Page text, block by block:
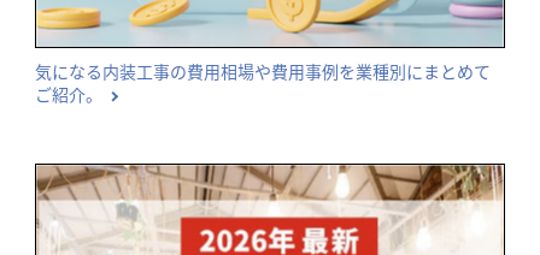
気になる内装工事の費用相場や費用事例を業種別にまとめて
ご紹介。